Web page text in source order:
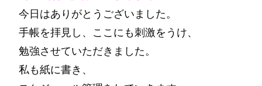
今日はありがとうございました。
手帳を拝見し、ここにも刺激をうけ、
勉強させていただきました。
私も紙に書き、